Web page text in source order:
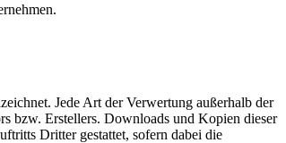
Jede Art der Verwertung außerhalb der
bzw. Erstellers. Downloads und Kopien dieser
Dritter gestattet, sofern dabei die